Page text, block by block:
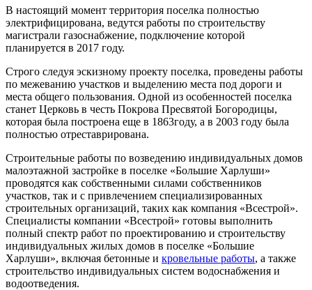
В настоящий момент территория поселка полностью
электрифицирована, ведутся работы по строительству
магистрали газоснабжение, подключение которой
планируется в 2017 году.
Строго следуя эскизному проекту поселка, проведены работы
по межеванию участков и выделению места под дороги и
места общего пользования. Одной из особенностей поселка
станет Церковь в честь Покрова Пресвятой Богородицы,
которая была построена еще в 1863году, а в 2003 году была
полностью отреставрирована.
Строительные работы по возведению индивидуальных домов
малоэтажной застройке в поселке «Большие Харлуши»
проводятся как собственными силами собственников
участков, так и с привлечением специализированных
строительных организаций, таких как компания «Всестрой».
Специалисты компании «Всестрой» готовы выполнить
полный спектр работ по проектированию и строительству
индивидуальных жилых домов в поселке «Большие
Харлуши», включая бетонные и кровельные работы, а также
строительство индивидуальных систем водоснабжения и
водоотведения.